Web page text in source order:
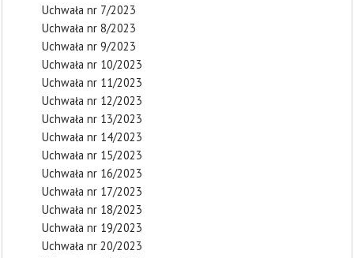
Uchwała nr 7/2023
Uchwała nr 8/2023
Uchwała nr 9/2023
Uchwała nr 10/2023
Uchwała nr 11/2023
Uchwała nr 12/2023
Uchwała nr 13/2023
Uchwała nr 14/2023
Uchwała nr 15/2023
Uchwała nr 16/2023
Uchwała nr 17/2023
Uchwała nr 18/2023
Uchwała nr 19/2023
Uchwała nr 20/2023